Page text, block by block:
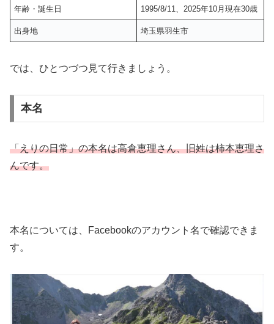
年齢・誕生日 1995/8/11、2025年10月現在30歳
出身地 埼玉県羽生市
では、ひとつづつ見て行きましょう。
本名
「えりの日常」の本名は高倉恵理さん、旧姓は柿本恵理さ
んです。
本名については、Facebookのアカウント名で確認できま
す。